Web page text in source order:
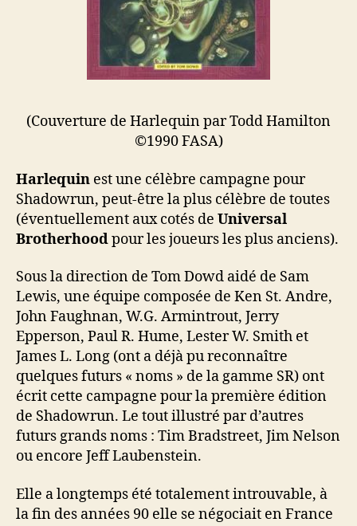
(Couverture de Harlequin par Todd Hamilton
©1990 FASA)
Harlequin est une célèbre campagne pour
Shadowrun, peut-être la plus célèbre de toutes
(éventuellement aux cotés de Universal
Brotherhoodpour les joueurs les plus anciens).
Sous la direction de Tom Dowd aidé de Sam
Lewis, une équipe composée de Ken St. Andre,
John Faughnan, W.G. Armintrout, Jerry
Epperson, Paul R. Hume, Lester W. Smith et
James L. Long (ont a déjà pu reconnaître
quelques futurs « noms » de la gamme SR) ont
écrit cette campagne pour la première édition
de Shadowrun. Le tout illustré par d’autres
futurs grands noms : Tim Bradstreet, Jim Nelson
ou encore Jeff Laubenstein.
Elle a longtemps été totalement introuvable, à
la fin des années 90 elle se négociait en France